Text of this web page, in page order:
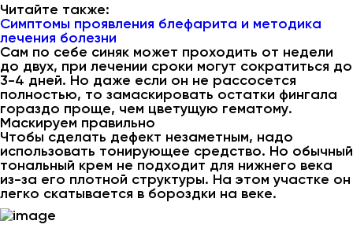
Читайте также:
Симптомы проявления блефарита и методика
лечения болезни
Сам по себе синяк может проходить от недели
до двух, при лечении сроки могут сократиться до
3-4 дней. Но даже если он не рассосется
полностью, то замаскировать остатки фингала
гораздо проще, чем цветущую гематому.
Маскируем правильно
Чтобы сделать дефект незаметным, надо
использовать тонирующее средство. Но обычный
тональный крем не подходит для нижнего века
из-за его плотной структуры. На этом участке он
легко скатывается в бороздки на веке.